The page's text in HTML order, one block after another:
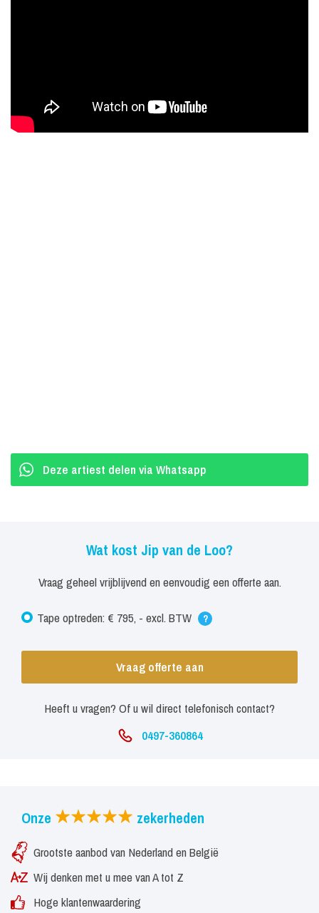
Deze artiest delen via Whatsapp
Wat kost Jip van de Loo?
Vraag geheel vrijblijvend en eenvoudig een offerte aan.
Tape optreden: € 795, - excl. BTW ?
Vraag offerte aan
Heeft u vragen? Of u wil direct telefonisch contact?
0497-360864
Onze zekerheden
Grootste aanbod van Nederland en België
Wij denken met u mee van A tot Z
Hoge klantenwaardering